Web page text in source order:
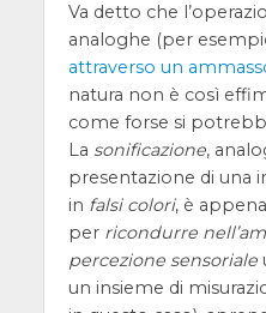
Va detto che
analoghe (per
attraverso un
natura non è così
come forse si
La sonificazione,
presentazione di una
in falsi colori, è
per ricondurre
percezione sensoriale
un insieme di